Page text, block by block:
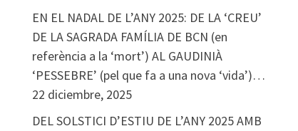
EN EL NADAL DE L’ANY 2025: DE LA ‘CREU’
DE LA SAGRADA FAMÍLIA DE BCN (en
referència a la ‘mort’) AL GAUDINIÀ
‘PESSEBRE’ (pel que fa a una nova ‘vida’)…
22 diciembre, 2025
DEL SOLSTICI D’ESTIU DE L’ANY 2025 AMB